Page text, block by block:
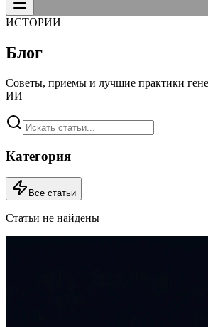
ИСТОРИИ
Блог
Советы, приемы и лучшие практики
ИИ
Категория
Все статьи
Статьи не найдены